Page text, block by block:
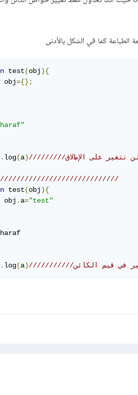
الطباعة كما في الشكل بالأدنى
test(obj ){
	obj
={};
. log(a) لن تتغير على الإطﻻق
test(obj ){
	obj
. a="test"
. log(a)